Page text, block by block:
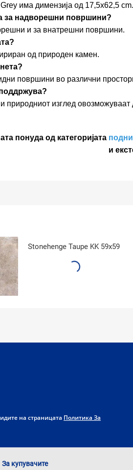
има димензија од 17,5x62,5 cm.
за надворешни површини?
и за внатрешни површини.
од природен камен.
површини во различни
природниот изглед
понуда од категоријата
и
Stonehenge Taupe KK 59x59
на страницата Политика За
За купувачите